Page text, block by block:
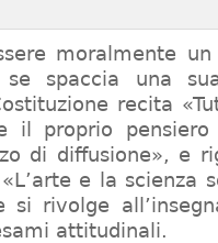
moralmente
spaccia una
recita
il proprio
di diffusione», e
e la scienza
si rivolge
attitudinali.